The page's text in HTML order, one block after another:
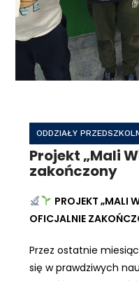
ODDZIAŁY
Projekt „Mali
zakończony
PROJEKT „MALI
OFICJALNIE
Przez ostatnie
się w prawdziwych